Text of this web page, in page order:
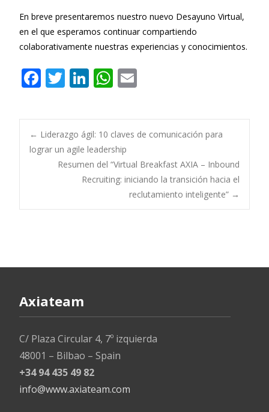
En breve presentaremos nuestro nuevo Desayuno Virtual,
en el que esperamos continuar compartiendo
colaborativamente nuestras experiencias y conocimientos.
F
e
b
o
T
itt
er
Li
k
e
dI
n
W
at
s
A
p
p
ai
l
Navegación
entradas
← Liderazgo ágil: 10 claves de comunicación para
lograr un agile leadership
Resumen del “Virtual Breakfast AXIA – Inbound
Recruiting: iniciando la transición hacia el
reclutamiento inteligente” →
Axiateam
C/ Plaza Circular 4, 7º izquierda
48001 – Bilbao – Spain
+34 94 435 49 82
info@www.axiateam.com